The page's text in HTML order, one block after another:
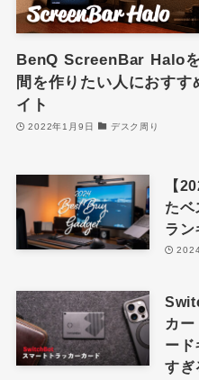
BenQ ScreenBar Halo
間を作りたい人におす
イト
2022年1月9日 デスク周り
【
たベ
ラン
カ
ード
すぎ